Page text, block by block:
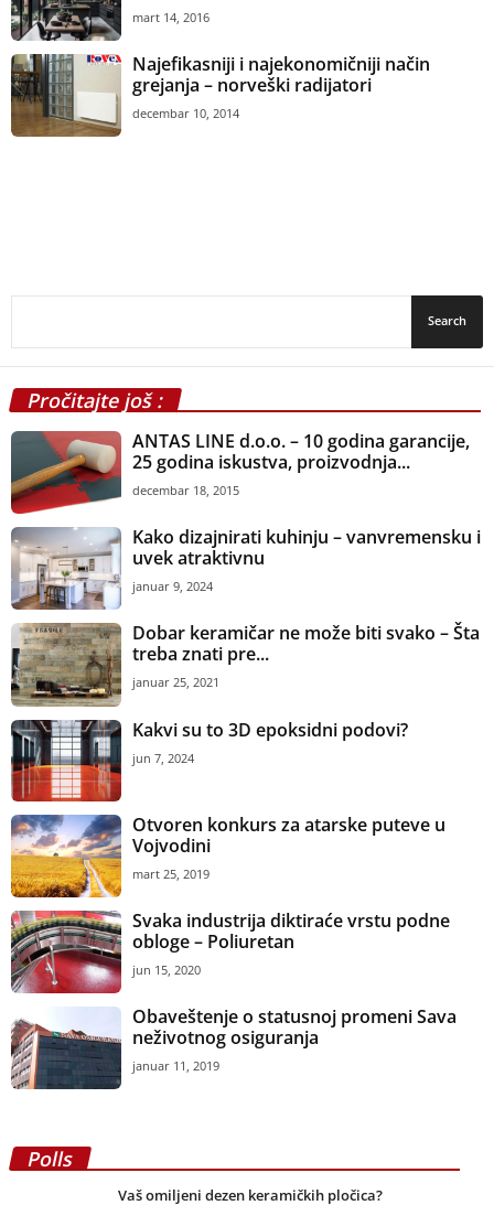
mart 14, 2016
Najefikasniji i najekonomičniji način
grejanja – norveški radijatori
decembar 10, 2014
Pročitajte još :
ANTAS LINE d.o.o. – 10 godina garancije,
25 godina iskustva, proizvodnja...
decembar 18, 2015
Kako dizajnirati kuhinju – vanvremensku i
uvek atraktivnu
januar 9, 2024
Dobar keramičar ne može biti svako – Šta
treba znati pre...
januar 25, 2021
Kakvi su to 3D epoksidni podovi?
jun 7, 2024
Otvoren konkurs za atarske puteve u
Vojvodini
mart 25, 2019
Svaka industrija diktiraće vrstu podne
obloge – Poliuretan
jun 15, 2020
Obaveštenje o statusnoj promeni Sava
neživotnog osiguranja
januar 11, 2019
Polls
Vaš omiljeni dezen keramičkih pločica?